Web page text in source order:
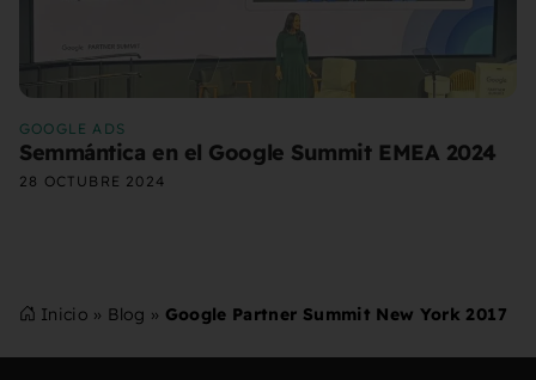
GOOGLE ADS
Semmántica en el Google Summit EMEA 2024
28 OCTUBRE 2024
Inicio » Blog » Google Partner Summit New York 2017